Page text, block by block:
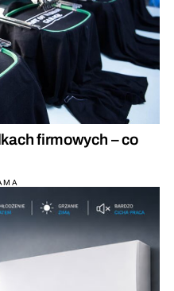
firmowych – co